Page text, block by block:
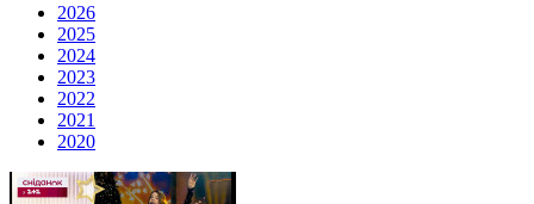
2026
2025
2024
2023
2022
2021
2020